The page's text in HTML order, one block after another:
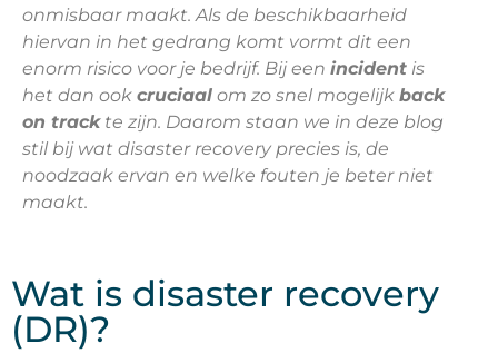
onmisbaar maakt. Als de beschikbaarheid
hiervan in het gedrang komt vormt dit een
enorm risico voor je bedrijf. Bij een incident is
het dan ook cruciaal om zo snel mogelijk back
on trackte zijn. Daarom staan we in deze blog
stil bij wat disaster recovery precies is, de
noodzaak ervan en welke fouten je beter niet
maakt.
Wat is disaster recovery
(DR)?